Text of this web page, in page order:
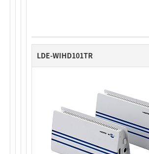
LDE-WIHD101TR